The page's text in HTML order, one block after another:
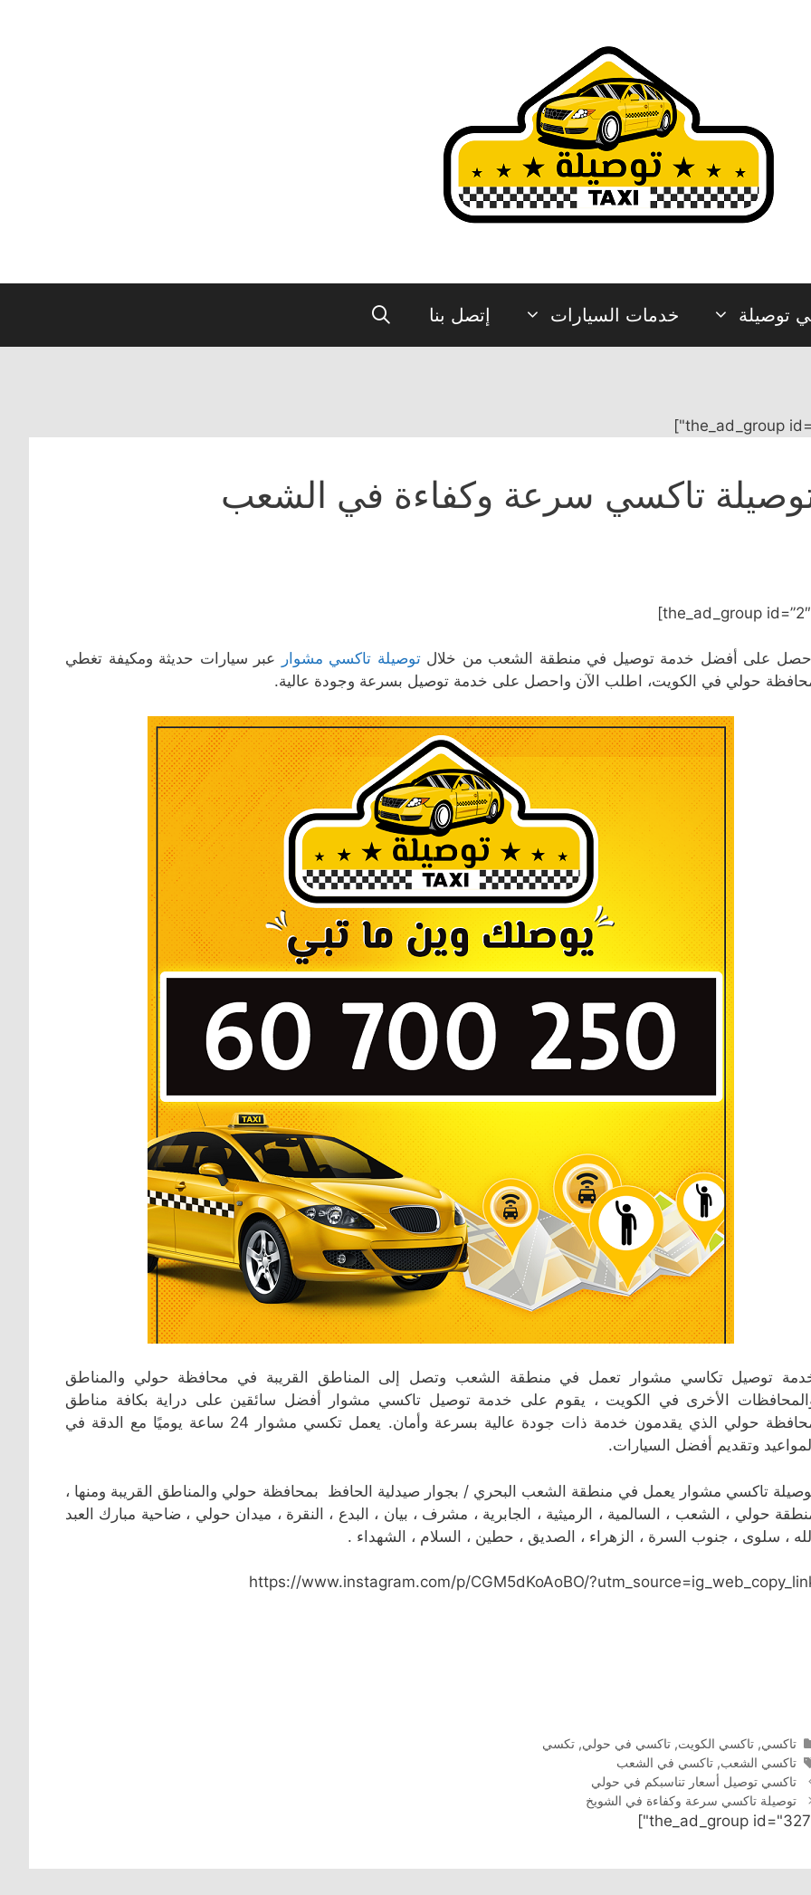
توصيلة خدمات السيارات إتصل بنا
تاكسي سرعة وكفاءة في الشعب
احصل على أفضل خدمة توصيل في منطقة الشعب من خلال توصيلة تاكسي مشوار
عبر سيارات حديثة ومكيفة تغطي
حولي في الكويت، اطلب الآن واحصل على خدمة توصيل بسرعة وجودة عالية.
توصيل تكاسي مشوار تعمل في منطقة الشعب وتصل إلى المناطق القريبة في محافظة حولي والمناطق
الأخرى في الكويت ، يقوم على خدمة توصيل تاكسي مشوار أفضل سائقين على دراية بكافة مناطق
محافظة حولي الذي يقدمون خدمة ذات جودة عالية بسرعة وأمان. يعمل تكسي مشوار 24 ساعة يوميًا مع الدقة في
المواعيد وتقديم أفضل السيارات.
توصيلة تاكسي مشوار يعمل في منطقة الشعب البحري / بجوار صيدلية الحافظ بمحافظة حولي والمناطق القريبة ‎ومنها ،
حولي ، الشعب ، السالمية ، الرميثية ، الجابرية ، مشرف ، بيان ، البدع ، النقرة ، ميدان حولي ، ضاحية مبارك العبد
، سلوى ، جنوب السرة ، الزهراء ، الصديق ، حطين ، السلام ، الشهداء .
https://www.instagram.com/p/CGM5dKoAoBO/
التصنيفات
تاكسي, تاكسي الكويت, تاكسي في حولي, تكسي
الوسوم
تاكسي الشعب, تاكسي في الشعب
تاكسي توصيل أسعار تناسبكم في حولي
توصيلة تاكسي سرعة وكفاءة في الشويخ